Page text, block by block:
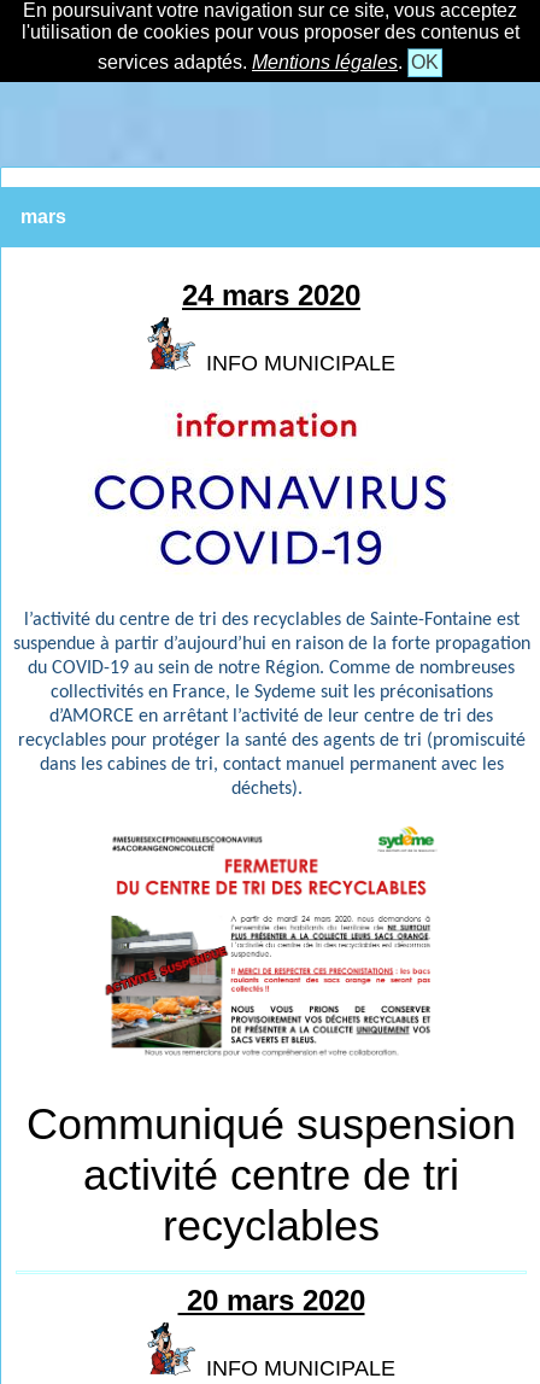
En poursuivant votre navigation sur ce site, vous acceptez
l'utilisation de cookies pour vous proposer des contenus et
services adaptés. Mentions légales. OK
mars
24 mars 2020
INFO MUNICIPALE
l’activité du centre de tri des recyclables de Sainte-Fontaine est
suspendue à partir d’aujourd’hui en raison de la forte propagation
du COVID-19 au sein de notre Région. Comme de nombreuses
collectivités en France, le Sydeme suit les préconisations
d’AMORCE en arrêtant l’activité de leur centre de tri des
recyclables pour protéger la santé des agents de tri (promiscuité
dans les cabines de tri, contact manuel permanent avec les
déchets).
Communiqué suspension
activité centre de tri
recyclables
20 mars 2020
INFO MUNICIPALE